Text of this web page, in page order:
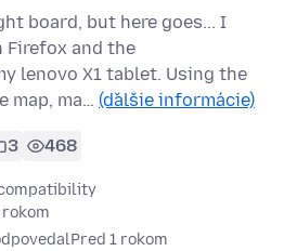
board, but here goes... I
Firefox and the
lenovo X1 tablet. Using the
map, ma… (ďalšie informácie)
3 468
rokom
Pred 1 rokom